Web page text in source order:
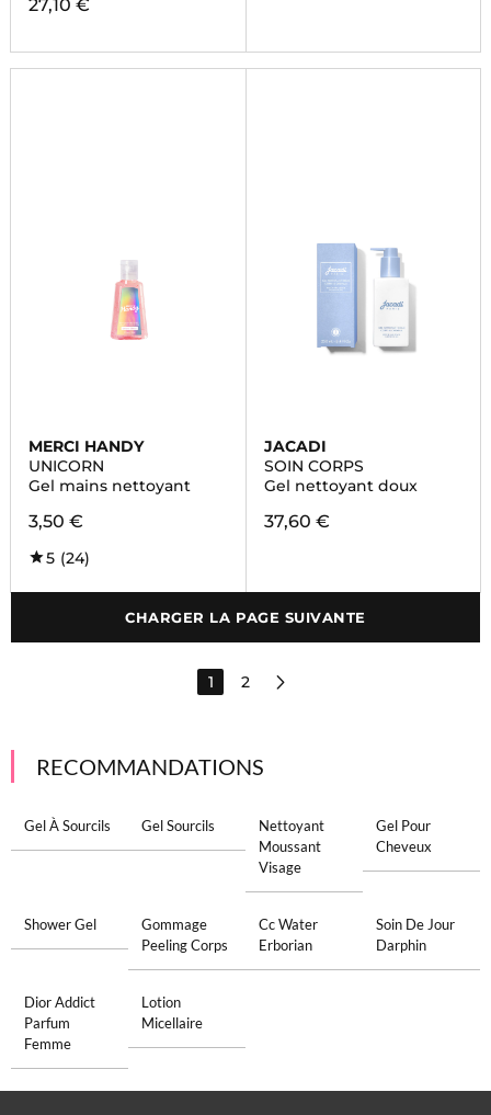
27,10 €
MERCI HANDY
UNICORN
Gel mains nettoyant
3,50 €
5 (24)
JACADI
SOIN CORPS
Gel nettoyant doux
37,60 €
CHARGER LA PAGE SUIVANTE
1 2
RECOMMANDATIONS
Gel À Sourcils Gel Sourcils
Nettoyant
Moussant
Visage
Gel Pour
Cheveux
Shower Gel
Gommage
Peeling Corps
Cc Water
Erborian
Soin De Jour
Darphin
Dior Addict
Parfum
Femme
Lotion
Micellaire